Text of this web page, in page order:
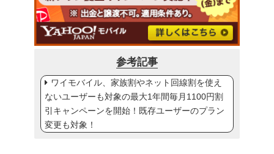
参考記事
ワイモバイル、家族割やネット回線割を使え
ないユーザーも対象の最大1年間毎月1100円割
引キャンペーンを開始！既存ユーザーのプラン
変更も対象！